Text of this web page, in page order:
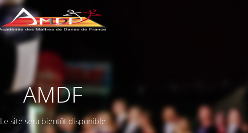
AMDF
Le site sera bientôt disponible